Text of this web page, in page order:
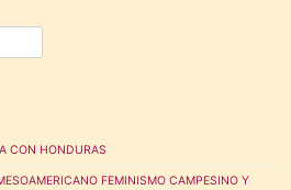
CON HONDURAS
FEMINISMO CAMPESINO Y